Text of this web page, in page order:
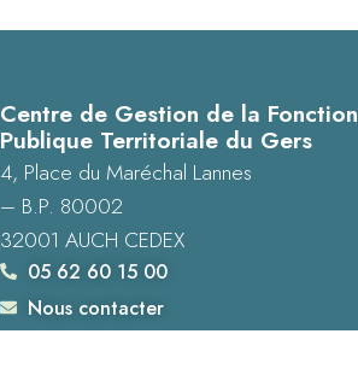
Centre de Gestion de la Fonction
Publique Territoriale du Gers
4, Place du Maréchal Lannes
– B.P. 80002
32001 AUCH CEDEX
05 62 60 15 00
Nous contacter